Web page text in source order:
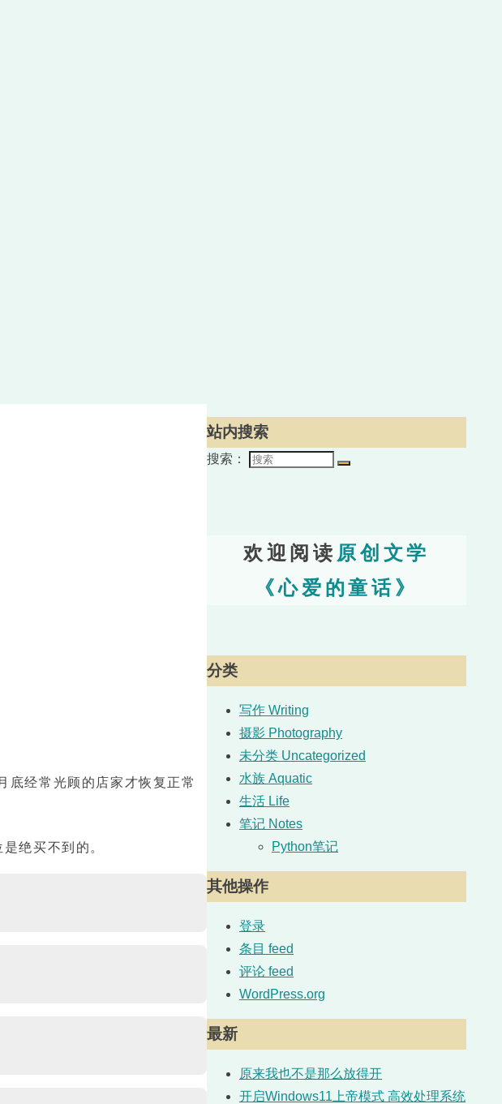
底经常光顾的店家才恢复正常
绝买不到的。
站内搜索
搜索：
欢迎阅读 原创文学
《心爱的童话》
分类
写作 Writing
摄影 Photography
未分类 Uncategorized
水族 Aquatic
生活 Life
笔记 Notes
Python笔记
其他操作
登录
条目 feed
评论 feed
WordPress.org
最新
原来我也不是那么放得开
开启Windows11上帝模式 高效处理系统